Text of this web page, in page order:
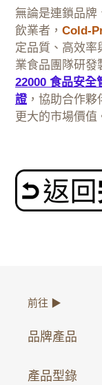
無論是連鎖品牌
飲業者， Cold-
定品質、高效率
業食品團隊研發
22000 食品安
證，協助合作夥
更大的市場價值
前往 ▶
品牌產品
產品型錄